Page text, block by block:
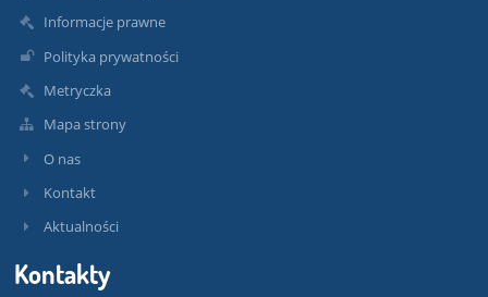
Informacje prawne
Polityka prywatności
Metryczka
Mapa strony
O nas
Kontakt
Aktualności
Kontakty